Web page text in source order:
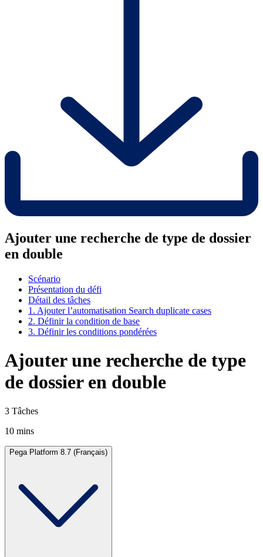
Ajouter une recherche de type de dossier
en double
Scénario
Présentation du défi
Détail des tâches
1. Ajouter l’automatisation Search duplicate cases
2. Définir la condition de base
3. Définir les conditions pondérées
Ajouter une recherche de type
de dossier en double
3 Tâches
10 mins
Pega Platform 8.7 (Français)